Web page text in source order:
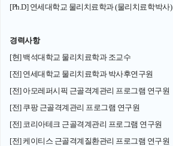
[Ph.D] 연세대학교 물리치료학과 (물리치료학박사)
경력사항
[현] 백석대학교 물리치료학과 조교수
[전] 연세대학교 물리치료학과 박사후연구원
[전] 아모레퍼시픽 근골격계관리 프로그램 연구원
[전] 쿠팡 근골격계관리 프로그램 연구원
[전] 코리아테크 근골격계관리 프로그램 연구원
[전] 케이티스 근골격계질환관리 프로그램 연구원